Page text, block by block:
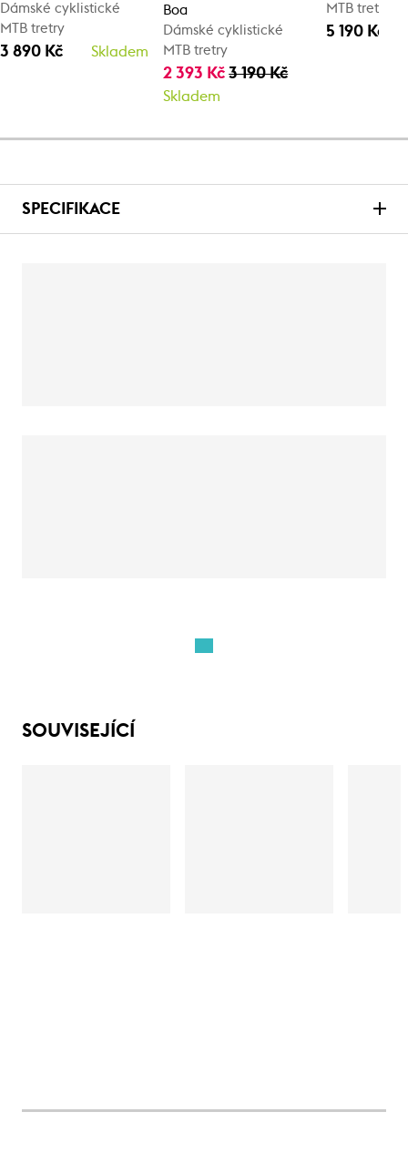
Dámské cyklistické
MTB tretry
3 890 Kč Skladem
Boa
Dámské cyklistické
MTB tretry
2 393 Kč3 190 Kč
Skladem
MTB tretry
5 190 Kč
SPECIFIKACE
SOUVISEJÍCÍ